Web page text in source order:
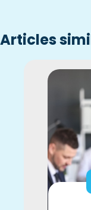
Articles